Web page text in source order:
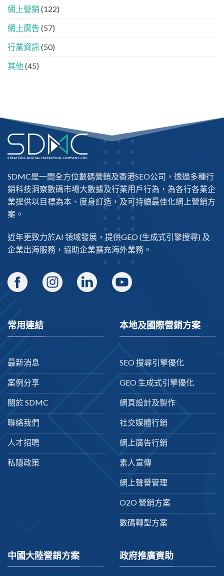
法
的
「信
名
網上營銷 (122)
網上廣告 (57)
行業資訊 (50)
其他 (45)
SDMC是一間全方位數碼營銷及香港SEO公司 ，透過多種行
銷科技洞察數碼市場大數據及行業用戶行為，為各行各業企
業提供以目標為本、度身訂造，及可持續最佳化網上營銷方
案。
近年更致力於AI 領域發展，提供GEO(生成式引擎搜尋) 及
企業出海服務，協助企業擴充海外業務。
常用連結
最新消息
案例分享
關於 SDMC
聯絡我們
人才招聘
私隱政策
本地及國際營銷方案
SEO 搜尋引擎優化
GEO 生成式引擎優化
網頁設計及製作
社交媒體行銷
網上廣告行銷
素人宣傳
網上聲譽管理
O2O 營銷方案
數碼轉型方案
中國大陸營銷方案 政府推廣資助